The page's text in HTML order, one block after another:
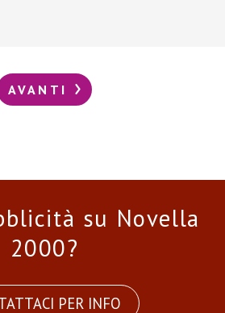
AVANTI
su Novella
2000?
PER INFO